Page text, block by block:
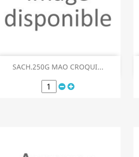
SACH.250G MAO CROQUI...
Aperçu rapide